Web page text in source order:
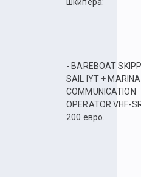
шкипера:
- BAREBOAT
SAIL IYT + MARINA
COMMUNICATION
OPERATOR VHF-
200 евро.